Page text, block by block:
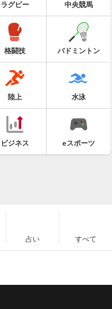
ラグビー 中央競馬
格闘技 バドミントン
陸上 水泳
ビジネス eスポーツ
占い すべて